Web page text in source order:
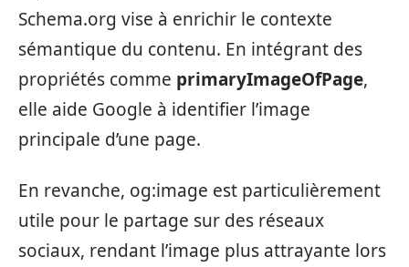
Schema.org vise à enrichir le contexte
sémantique du contenu. En intégrant des
propriétés comme primaryImageOfPage,
elle aide Google à identifier l’image
principale d’une page.
En revanche, og:image est particulièrement
utile pour le partage sur des réseaux
sociaux, rendant l’image plus attrayante lors